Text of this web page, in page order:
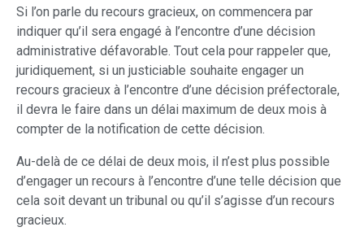
Si l’on parle du recours gracieux, on commencera par
indiquer qu’il sera engagé à l’encontre d’une décision
administrative défavorable. Tout cela pour rappeler que,
juridiquement, si un justiciable souhaite engager un
recours gracieux à l’encontre d’une décision préfectorale,
il devra le faire dans un délai maximum de deux mois à
compter de la notification de cette décision.
Au-delà de ce délai de deux mois, il n’est plus possible
d’engager un recours à l’encontre d’une telle décision que
cela soit devant un tribunal ou qu’il s’agisse d’un recours
gracieux.